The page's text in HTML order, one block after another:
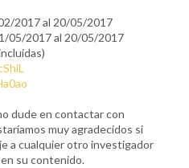
2017 al 20/05/2017
05/2017 al 20/05/2017
dude en contactar con
muy agradecidos si
a cualquier otro investigador
su contenido.